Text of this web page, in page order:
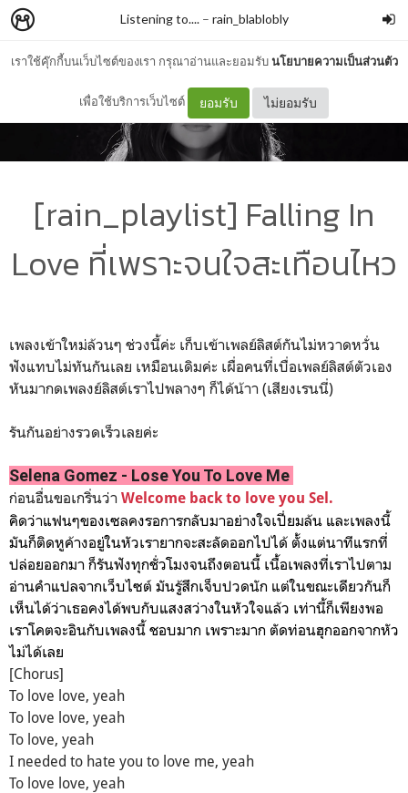
เราใช้คุ๊กกี้บนเว็บไซต์ของเรา กรุณาอ่านและยอมรับนโยบายความเป็นส่วนตัว
เพื่อใช้บริการเว็บไซต์ ยอมรับ ไม่ยอมรับ
Listening to....– rain_blablobly
[rain_playlist] Falling In
Love ที่เพราะจนใจสะเทือนไหว
เพลงเข้าใหม่ล้วนๆ ช่วงนี้ค่ะ เก็บเข้าเพลย์ลิสต์กันไม่หวาดหวั่น
ฟังแทบไม่ทันกันเลย เหมือนเดิมค่ะ เผื่อคนที่เบื่อเพลย์ลิสต์ตัวเอง
หันมากดเพลงย์ลิสต์เราไปพลางๆ ก็ได้น้าา (เสียงเรนนี่)
รันกันอย่างรวดเร็วเลยค่ะ
Selena Gomez - Lose You To Love Me
ก่อนอื่นขอเกริ่นว่า Welcome back to love you Sel.
คิดว่าแฟนๆของเซลคงรอการกลับมาอย่างใจเปี่ยมล้น และเพลงนี้
มันก็ติดหูค้างอยู่ในหัวเรายากจะสะลัดออกไปได้ ตั้งแต่นาทีแรกที่
ปล่อยออกมา ก็รันฟังทุกชั่วโมงจนถึงตอนนี้ เนื้อเพลงที่เราไปตาม
อ่านคำแปลจากเว็บไซต์ มันรู้สึกเจ็บปวดนัก แต่ในขณะเดียวกันก็
เห็นได้ว่าเธอคงได้พบกับแสงสว่างในหัวใจแล้ว เท่านี้ก็เพียงพอ
เราโคตจะอินกับเพลงนี้ ชอบมาก เพราะมาก ตัดท่อนฮุกออกจากหัว
ไม่ได้เลย
[Chorus]
To love love, yeah
To love love, yeah
To love, yeah
I needed to hate you to love me, yeah
To love love, yeah